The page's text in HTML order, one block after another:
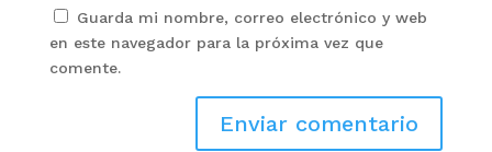
Guarda mi nombre, correo electrónico y web
en este navegador para la próxima vez que
comente.